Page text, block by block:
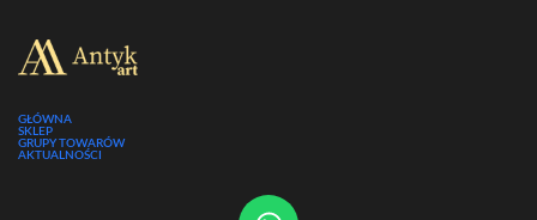
GŁÓWNA
SKLEP
GRUPY TOWARÓW
AKTUALNOŚCI